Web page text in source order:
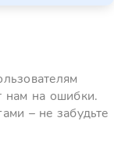
нам на ошибки.
– не забудьте